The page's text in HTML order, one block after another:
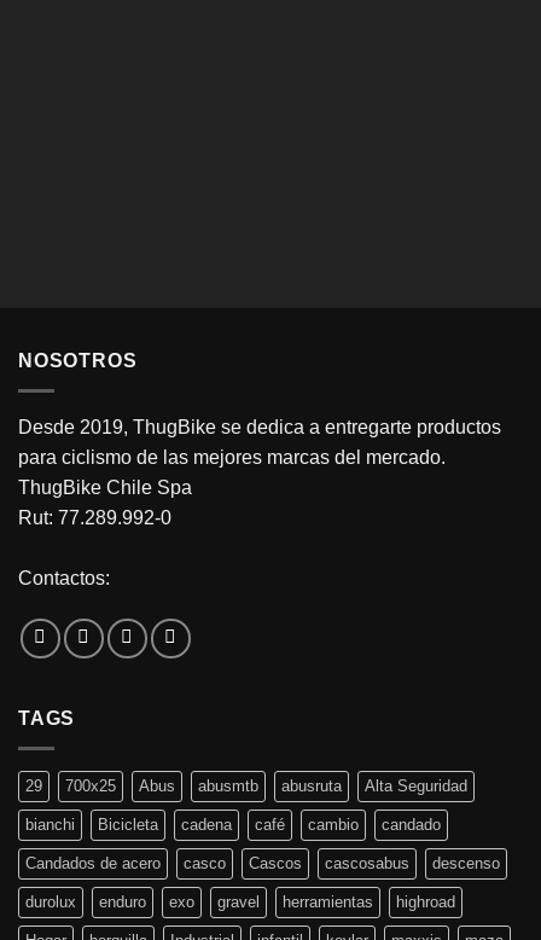
NOSOTROS
Desde 2019, ThugBike se dedica a entregarte productos
para ciclismo de las mejores marcas del mercado.
ThugBike Chile Spa
Rut: 77.289.992-0
Contactos:
TAGS
29 700x25 Abus abusmtb abusruta Alta Seguridad
bianchi Bicicleta cadena café cambio candado
Candados de acero casco Cascos cascosabus descenso
durolux enduro exo gravel herramientas highroad